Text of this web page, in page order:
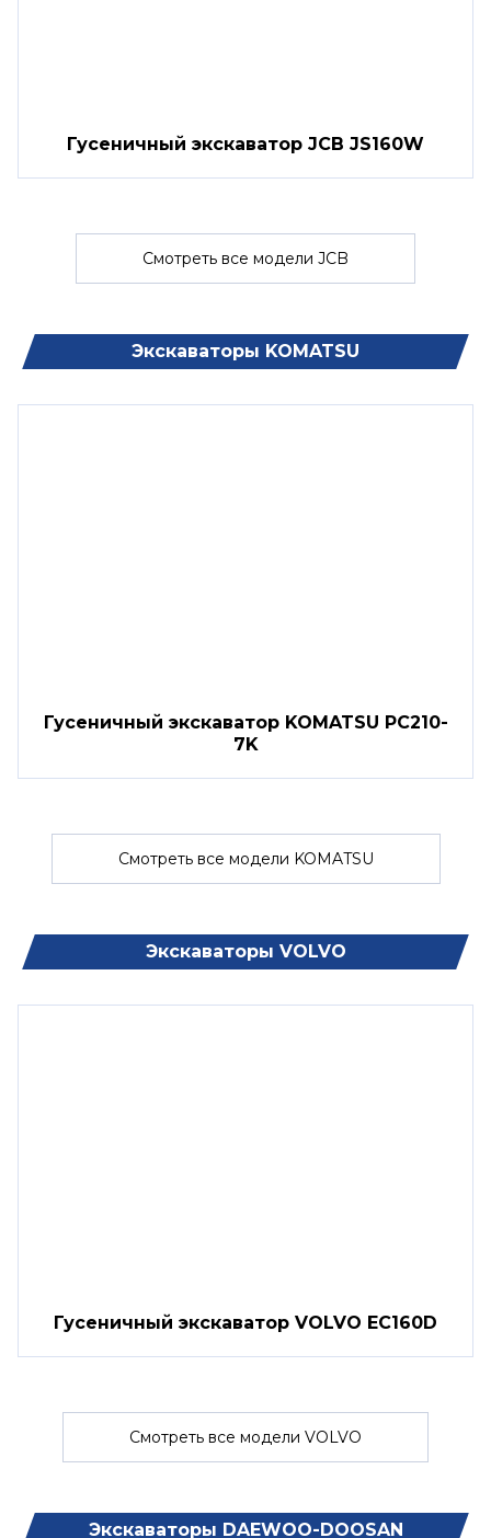
Гусеничный экскаватор JCB JS160W
Смотреть все модели JCB
Экскаваторы KOMATSU
Гусеничный экскаватор KOMATSU PC210-
7K
Смотреть все модели KOMATSU
Экскаваторы VOLVO
Гусеничный экскаватор VOLVO EC160D
Смотреть все модели VOLVO
Экскаваторы DAEWOO-DOOSAN